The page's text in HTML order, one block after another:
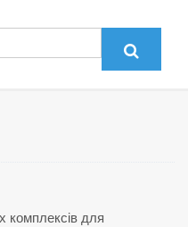
комплексів для